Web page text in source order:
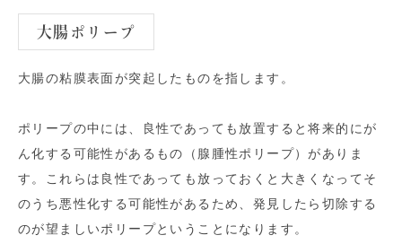
大腸ポリープ
大腸の粘膜表面が突起したものを指します。
ポリープの中には、良性であっても放置すると将来的にが
ん化する可能性があるもの（腺腫性ポリープ）がありま
す。これらは良性であっても放っておくと大きくなってそ
のうち悪性化する可能性があるため、発見したら切除する
のが望ましいポリープということになります。